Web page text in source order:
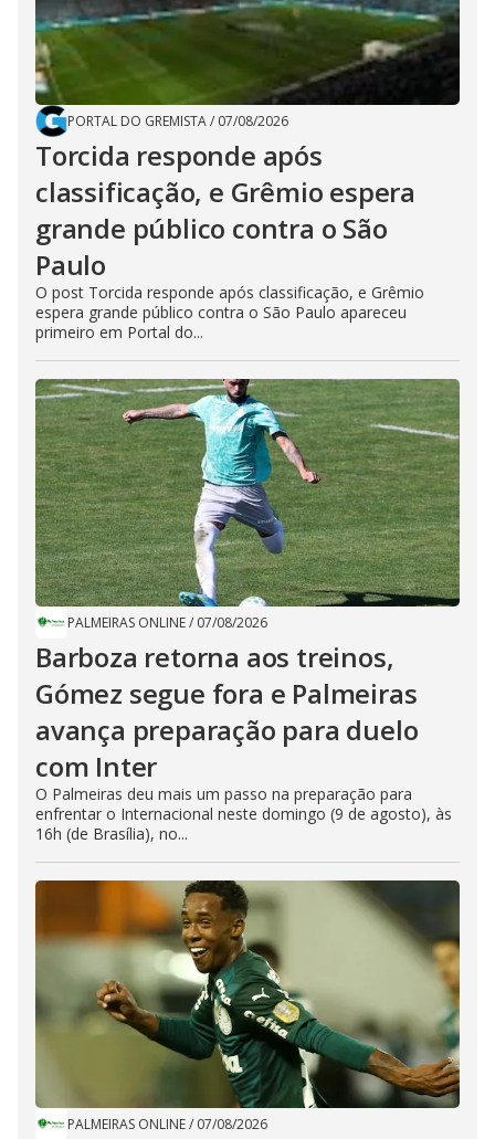
PORTAL DO GREMISTA/ 07/08/2026
Torcida responde após
classificação, e Grêmio espera
grande público contra o São
Paulo
O post Torcida responde após classificação, e Grêmio
espera grande público contra o São Paulo apareceu
primeiro em Portal do...
PALMEIRAS ONLINE/ 07/08/2026
Barboza retorna aos treinos,
Gómez segue fora e Palmeiras
avança preparação para duelo
com Inter
O Palmeiras deu mais um passo na preparação para
enfrentar o Internacional neste domingo (9 de agosto), às
16h (de Brasília), no...
PALMEIRAS ONLINE/ 07/08/2026